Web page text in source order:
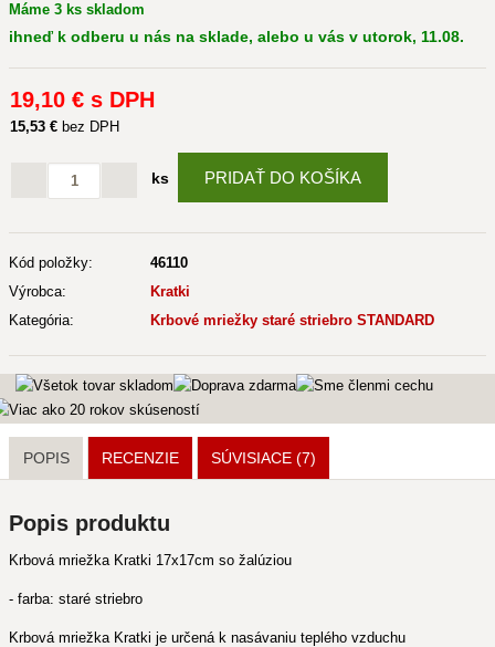
Máme 3 ks skladom
ihneď k odberu u nás na sklade, alebo u vás v utorok, 11.08.
19,10 € s DPH
15,53 € bez DPH
ks PRIDAŤ DO KOŠÍKA
Kód položky:
46110
Výrobca:
Kratki
Kategória:
Krbové mriežky staré striebro STANDARD
POPIS RECENZIE SÚVISIACE (7)
Popis produktu
Krbová mriežka Kratki 17x17cm so žalúziou
- farba: staré striebro
Krbová mriežka Kratki je určená k nasávaniu teplého vzduchu